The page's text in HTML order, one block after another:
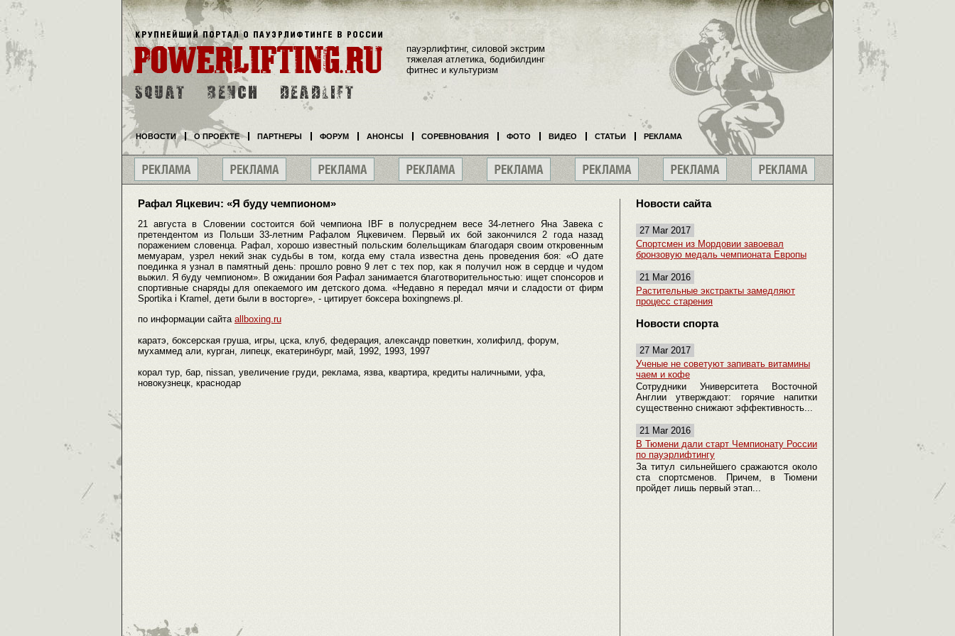
Рафал Яцкевич: «Я буду чемпионом»
21 августа в Словении состоится бой чемпиона IBF в полусреднем весе 34-летнего Яна Завека с
претендентом из Польши 33-летним Рафалом Яцкевичем. Первый их бой закончился 2 года назад
поражением словенца. Рафал, хорошо известный польским болельщикам благодаря своим откровенным
мемуарам, узрел некий знак судьбы в том, когда ему стала известна день проведения боя: «О дате
поединка я узнал в памятный день: прошло ровно 9 лет с тех пор, как я получил нож в сердце и чудом
выжил. Я буду чемпионом». В ожидании боя Рафал занимается благотворительностью: ищет спонсоров и
спортивные снаряды для опекаемого им детского дома. «Недавно я передал мячи и сладости от фирм
Sportika i Kramel, дети были в восторге», - цитирует боксера boxingnews.pl.
по информации сайта allboxing.ru
каратэ, боксерская груша, игры, цска, клуб, федерация, александр поветкин, холифилд, форум,
мухаммед али, курган, липецк, екатеринбург, май, 1992, 1993, 1997
корал тур, бар, nissan, увеличение груди, реклама, язва, квартира, кредиты наличными, уфа,
новокузнецк, краснодар
Новости сайта
27 Mar 2017
Спортсмен из Мордовии завоевал
бронзовую медаль чемпионата Европы
21 Mar 2016
Растительные экстракты замедляют
процесс старения
Новости спорта
27 Mar 2017
Ученые не советуют запивать витамины
чаем и кофе
Сотрудники Университета Восточной
Англии утверждают: горячие напитки
существенно снижают эффективность...
21 Mar 2016
В Тюмени дали старт Чемпионату России
по пауэрлифтингу
За титул сильнейшего сражаются около
ста спортсменов. Причем, в Тюмени
пройдет лишь первый этап...
пауэрлифтинг, силовой экстрим
тяжелая атлетика, бодибилдинг
фитнес и культуризм
НОВОСТИ О ПРОЕКТЕ ПАРТНЕРЫ ФОРУМ АНОНСЫ СОРЕВНОВАНИЯ ФОТО ВИДЕО СТАТЬИ РЕКЛАМА